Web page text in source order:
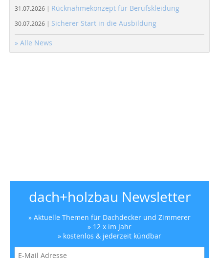
31.07.2026 | Rücknahmekonzept für Berufskleidung
30.07.2026 | Sicherer Start in die Ausbildung
» Alle News
dach+holzbau Newsletter
» Aktuelle Themen für Dachdecker und Zimmerer
» 12 x im Jahr
» kostenlos & jederzeit kündbar